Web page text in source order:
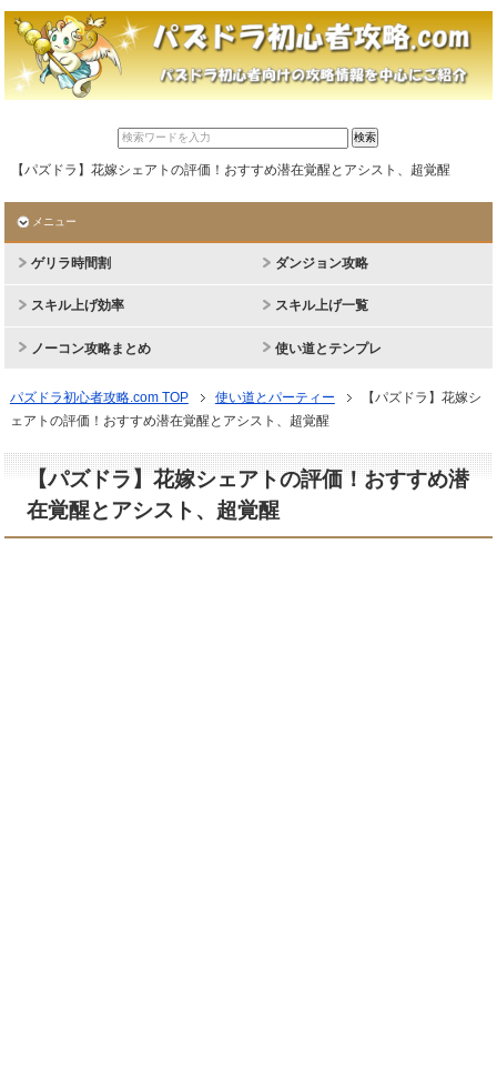
【パズドラ】花嫁シェアトの評価！おすすめ潜在覚醒とアシスト、超覚醒
メニュー
ゲリラ時間割 ダンジョン攻略
スキル上げ効率 スキル上げ一覧
ノーコン攻略まとめ 使い道とテンプレ
パズドラ初心者攻略.com TOP 使い道とパーティー
【パズドラ】花嫁シ
ェアトの評価！おすすめ潜在覚醒とアシスト、超覚醒
【パズドラ】花嫁シェアトの評価！おすすめ潜
在覚醒とアシスト、超覚醒